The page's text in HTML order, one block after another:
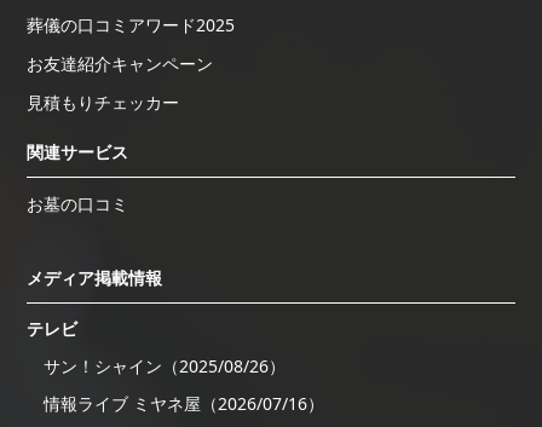
葬儀の口コミアワード2025
お友達紹介キャンペーン
見積もりチェッカー
関連サービス
お墓の口コミ
メディア掲載情報
テレビ
サン！シャイン（2025/08/26）
情報ライブ ミヤネ屋（2026/07/16）